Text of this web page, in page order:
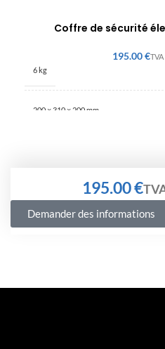
Coffre de sécurité
€
6 kg
200 × 310 × 200 mm
€
Demander des informations